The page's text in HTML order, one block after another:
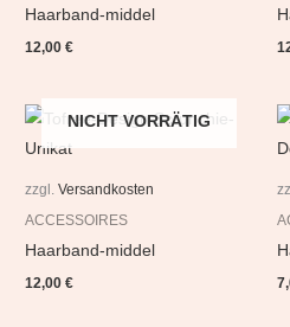
Haarband-middel
12,00€
NICHT VORRÄTIG
zzgl.Versandkosten
ACCESSOIRES
Haarband-middel
12,00€